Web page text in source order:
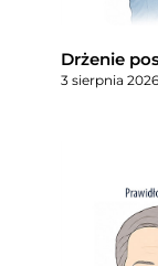
Drżenie
3 sierpnia 2026